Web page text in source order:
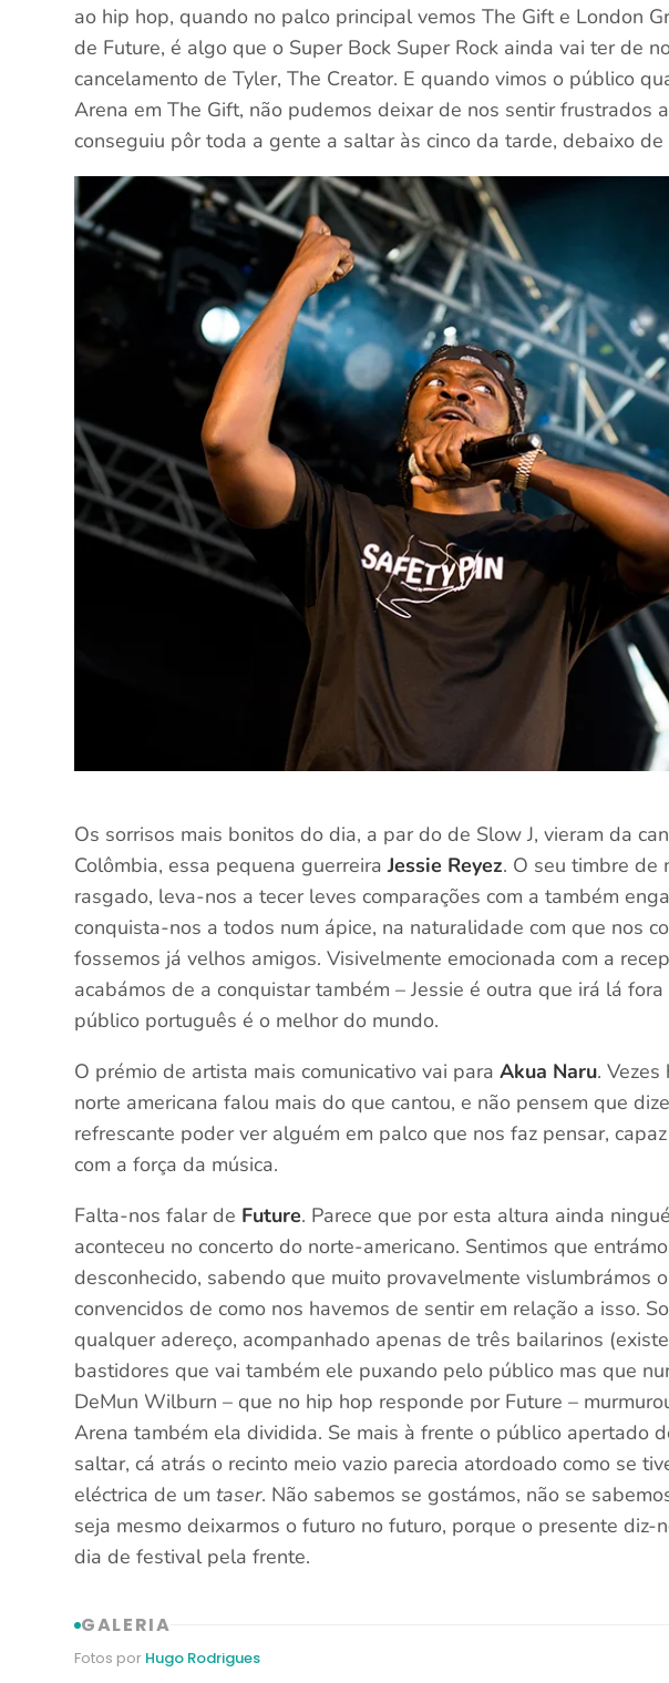
ao hip hop, quando no palco principal vemos The Gift e London
de Future, é algo que o Super Bock Super Rock ainda vai ter de
cancelamento de Tyler, The Creator. E quando vimos o público
Arena em The Gift, não pudemos deixar de nos sentir frustrados
conseguiu pôr toda a gente a saltar às cinco da tarde, debaixo
Os sorrisos mais bonitos do dia, a par do de Slow J, vieram da
Colômbia, essa pequena guerreiraJessie Reyez. O seu timbre de
rasgado, leva-nos a tecer leves comparações com a também
conquista-nos a todos num ápice, na naturalidade com que nos
fossemos já velhos amigos. Visivelmente emocionada com a
acabámos de a conquistar também – Jessie é outra que irá lá
público português é o melhor do mundo.
O prémio de artista mais comunicativo vai paraAkua Naru.
norte americana falou mais do que cantou, e não pensem que
refrescante poder ver alguém em palco que nos faz pensar,
com a força da música.
Falta-nos falar de Future. Parece que por esta altura ainda
aconteceu no concerto do norte-americano. Sentimos que
desconhecido, sabendo que muito provavelmente vislumbrámos
convencidos de como nos havemos de sentir em relação a isso.
qualquer adereço, acompanhado apenas de três bailarinos
bastidores que vai também ele puxando pelo público mas que
DeMun Wilburn – que no hip hop responde por Future –
Arena também ela dividida. Se mais à frente o público apertado
saltar, cá atrás o recinto meio vazio parecia atordoado como se
eléctrica de umtaser. Não sabemos se gostámos, não se
seja mesmo deixarmos o futuro no futuro, porque o presente diz-
dia de festival pela frente.
GALERIA
Fotos por Hugo Rodrigues